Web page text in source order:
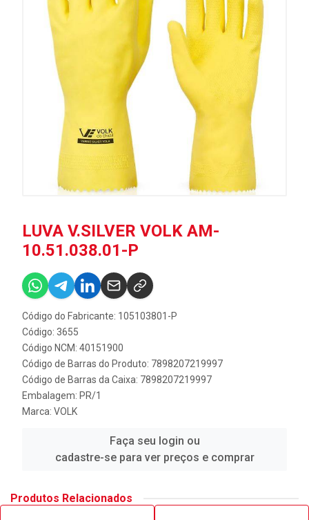
LUVA V.SILVER VOLK AM-
10.51.038.01-P
Código do Fabricante: 105103801-P
Código: 3655
Código NCM: 40151900
Código de Barras do Produto: 7898207219997
Código de Barras da Caixa: 7898207219997
Embalagem: PR/1
Marca: VOLK
Faça seu login ou
cadastre-se para ver preços e comprar
Produtos Relacionados